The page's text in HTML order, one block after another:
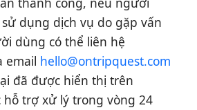
dụng dịch vụ do gặp vấn
dùng có thể liên hệ
email hello@ontripquest.com
đã được hiển thị trên
trợ xử lý trong vòng 24